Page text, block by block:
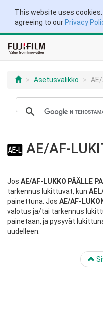
This website uses
agreeing to our Privacy
Asetusvalikko
AE/AF-
Jos AE/AF-LUKKO PÄÄLLE
tarkennus lukittuvat, kun
painettuna. Jos AE/AF-
valotus ja/tai tarkennus
painetaan, ja pysyvät
uudelleen.